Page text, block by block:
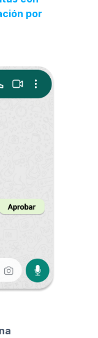
por